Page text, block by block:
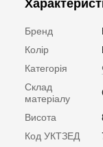
Бренд
Колір
Категорія
Склад
матеріалу
Висота
Код УКТЗЕД